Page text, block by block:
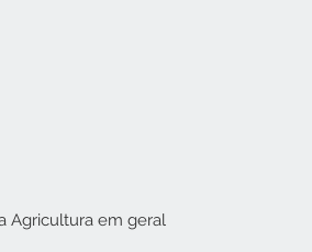
Agricultura em geral